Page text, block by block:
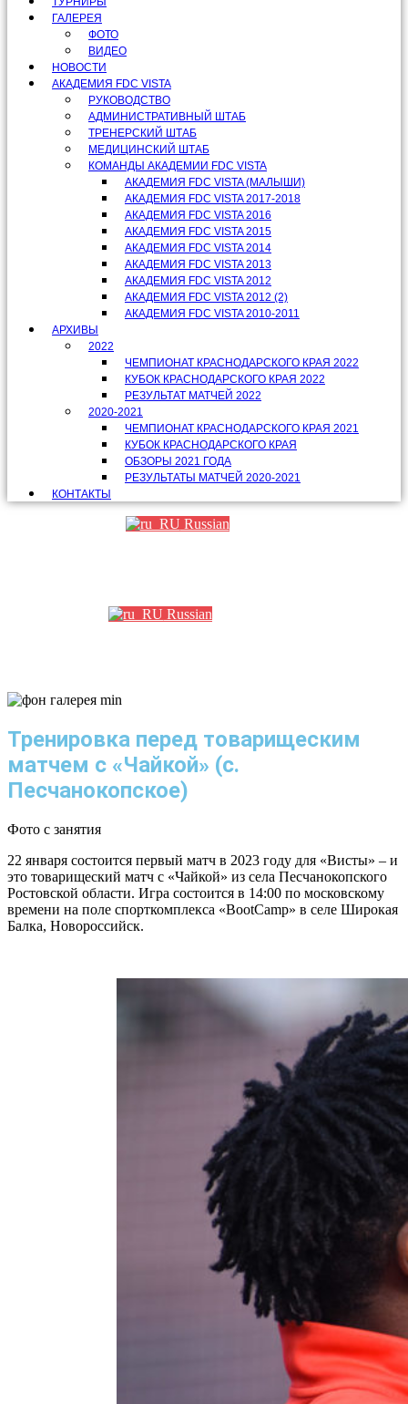
ГАЛЕРЕЯ
ФОТО
ВИДЕО
НОВОСТИ
АКАДЕМИЯ FDC VISTA
РУКОВОДСТВО
АДМИНИСТРАТИВНЫЙ ШТАБ
ТРЕНЕРСКИЙ ШТАБ
МЕДИЦИНСКИЙ ШТАБ
КОМАНДЫ АКАДЕМИИ FDC VISTA
АКАДЕМИЯ FDC VISTA (МАЛЫШИ)
АКАДЕМИЯ FDC VISTA 2017-2018
АКАДЕМИЯ FDC VISTA 2016
АКАДЕМИЯ FDC VISTA 2015
АКАДЕМИЯ FDC VISTA 2014
АКАДЕМИЯ FDC VISTA 2013
АКАДЕМИЯ FDC VISTA 2012
АКАДЕМИЯ FDC VISTA 2012 (2)
АКАДЕМИЯ FDC VISTA 2010-2011
АРХИВЫ
2022
ЧЕМПИОНАТ КРАСНОДАРСКОГО КРАЯ 2022
КУБОК КРАСНОДАРСКОГО КРАЯ 2022
РЕЗУЛЬТАТ МАТЧЕЙ 2022
2020-2021
ЧЕМПИОНАТ КРАСНОДАРСКОГО КРАЯ 2021
КУБОК КРАСНОДАРСКОГО КРАЯ
ОБЗОРЫ 2021 ГОДА
РЕЗУЛЬТАТЫ МАТЧЕЙ 2020-2021
КОНТАКТЫ
Russian
Russian
Тренировка перед товарищеским
матчем с «Чайкой» (с.
Песчанокопcкое)
Фото с занятия
22 января состоится первый матч в 2023 году для «Висты» – и
это товарищеский матч с «Чайкой» из села Песчанокопского
Ростовской области. Игра состоится в 14:00 по московскому
времени на поле спорткомплекса «BootCamp» в селе Широкая
Балка, Новороссийск.